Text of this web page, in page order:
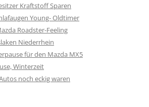
Kraftstoff Sparen
Young- Oldtimer
Roadster-Feeling
Niederrhein
für den Mazda MX5
Winterzeit
noch eckig waren